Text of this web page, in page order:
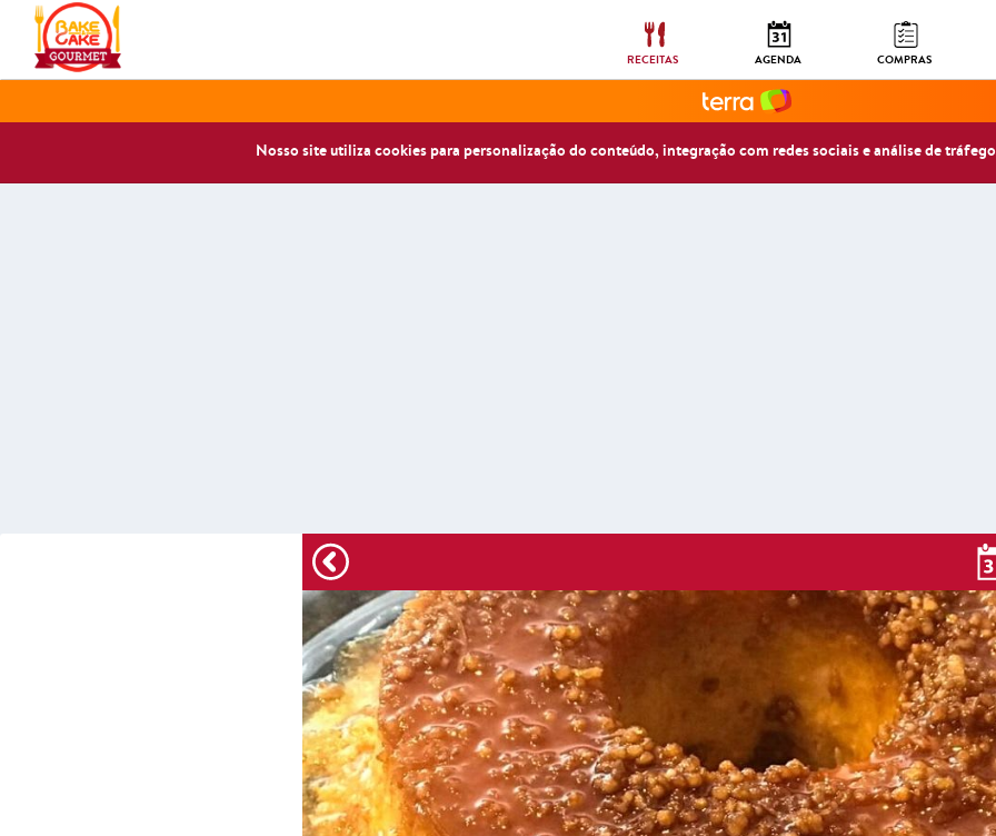
Nosso site utiliza cookies para personalização do conteúdo, integração com redes sociais e análise de
RECEITAS AGENDA COMPRAS